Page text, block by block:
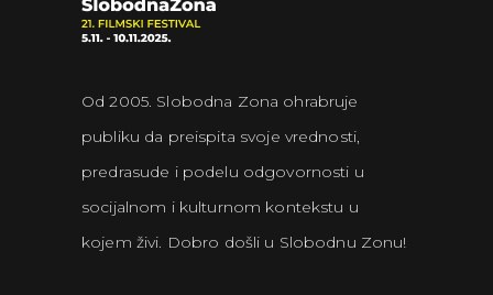
Od 2005. Slobodna Zona ohrabruje
publiku da preispita svoje vrednosti,
predrasude i podelu odgovornosti u
socijalnom i kulturnom kontekstu u
kojem živi. Dobro došli u Slobodnu Zonu!